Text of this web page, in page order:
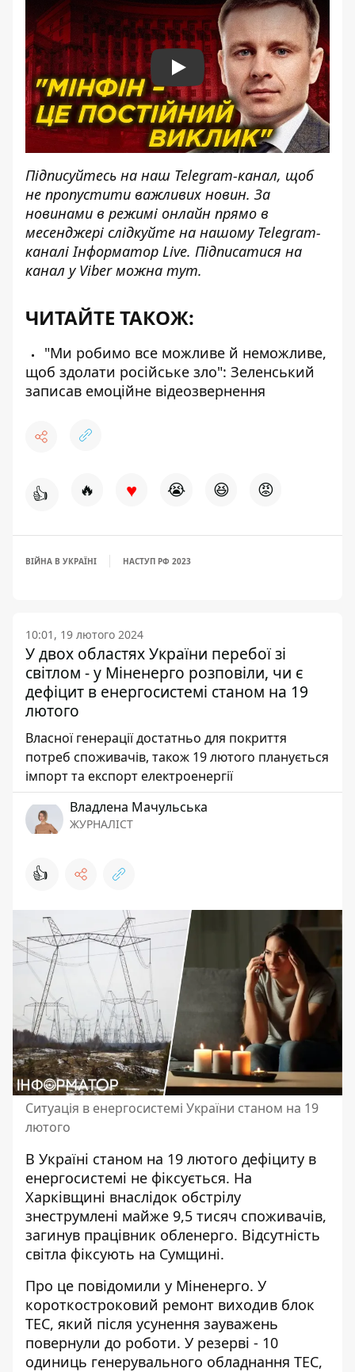
Play
Підписуйтесь на наш Telegram-канал, щоб
не пропустити важливих новин. За
новинами в режимі онлайн прямо в
месенджері слідкуйте на нашому Telegram-
каналі Інформатор Live. Підписатися на
канал у Viber можна тут.
ЧИТАЙТЕ ТАКОЖ:
"Ми робимо все можливе й неможливе,
щоб здолати російське зло": Зеленський
записав емоційне відеозвернення
👍 🔥 ♥ 😭 😆 😡
ВІЙНА В УКРАЇНІ НАСТУП РФ 2023
10:01, 19 лютого 2024
У двох областях України перебої зі
світлом - у Міненерго розповіли, чи є
дефіцит в енергосистемі станом на 19
лютого
Власної генерації достатньо для покриття
потреб споживачів, також 19 лютого планується
імпорт та експорт електроенергії
Владлена Мачульська
ЖУРНАЛІСТ
👍
Ситуація в енергосистемі України станом на 19
лютого
В Україні станом на 19 лютого дефіциту в
енергосистемі не фіксується. На
Харківщині внаслідок обстрілу
знеструмлені майже 9,5 тисяч споживачів,
загинув працівник обленерго. Відсутність
світла фіксують на Сумщині.
Про це повідомили у Міненерго. У
короткостроковий ремонт виходив блок
ТЕС, який після усунення зауважень
повернули до роботи. У резерві - 10
одиниць генерувального обладнання ТЕС,